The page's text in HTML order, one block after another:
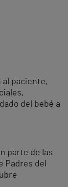
al paciente,
del bebé a
parte de las
Padres del